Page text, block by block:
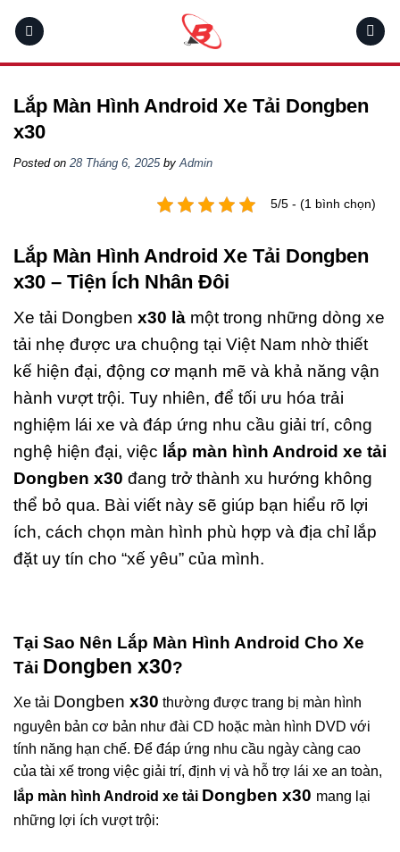
Lắp Màn Hình Android Xe Tải Dongben
x30
Posted on 28 Tháng 6, 2025byAdmin
5/5 - (1 bình chọn)
Lắp Màn Hình Android Xe Tải Dongben
x30 – Tiện Ích Nhân Đôi
Xe tải Dongben x30 là một trong những dòng xe
tải nhẹ được ưa chuộng tại Việt Nam nhờ thiết
kế hiện đại, động cơ mạnh mẽ và khả năng vận
hành vượt trội. Tuy nhiên, để tối ưu hóa trải
nghiệm lái xe và đáp ứng nhu cầu giải trí, công
nghệ hiện đại, việc lắp màn hình Android xe tải
Dongben x30 đang trở thành xu hướng không
thể bỏ qua. Bài viết này sẽ giúp bạn hiểu rõ lợi
ích, cách chọn màn hình phù hợp và địa chỉ lắp
đặt uy tín cho “xế yêu” của mình.
Tại Sao Nên Lắp Màn Hình Android Cho Xe
Tải Dongben x30?
Xe tải Dongben x30 thường được trang bị màn hình
nguyên bản cơ bản như đài CD hoặc màn hình DVD với
tính năng hạn chế. Để đáp ứng nhu cầu ngày càng cao
của tài xế trong việc giải trí, định vị và hỗ trợ lái xe an toàn,
lắp màn hình Android xe tải Dongben x30 mang lại
những lợi ích vượt trội: